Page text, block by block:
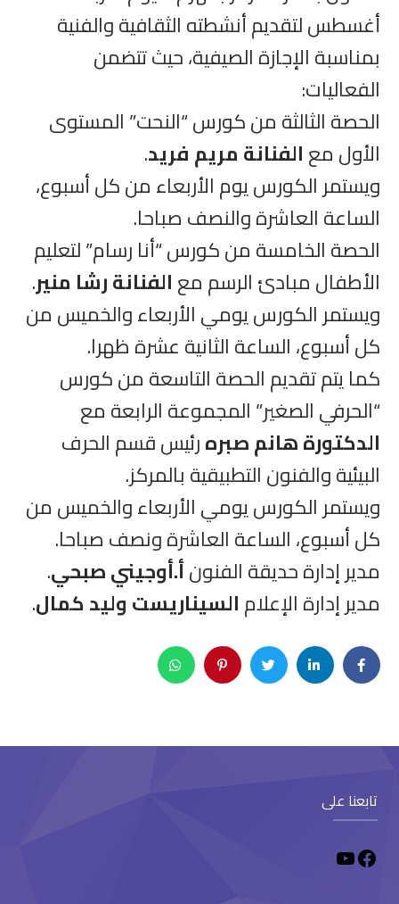
أغسطس لتقديم أنشطته الثقافية والفنية
بمناسبة الإجازة الصيفية، حيث تتضمن
الفعاليات:
الحصة الثالثة من كورس “النحت” المستوى
الأول معالفنانة مريم فريد.
ويستمر الكورس يوم الأربعاء من كل أسبوع،
الساعة العاشرة والنصف صباحا.
الحصة الخامسة من كورس “أنا رسام” لتعليم
الأطفال مبادئ الرسم معالفنانة رشا منير.
ويستمر الكورس يومي الأربعاء والخميس من
كل أسبوع، الساعة الثانية عشرة ظهرا.
كما يتم تقديم الحصة التاسعة من كورس
“الحرفي الصغير” المجموعة الرابعة مع
الدكتورة هانم صبرهرئيس قسم الحرف
البيئية والفنون التطبيقية بالمركز.
ويستمر الكورس يومي الأربعاء والخميس من
كل أسبوع، الساعة العاشرة ونصف صباحا.
مدير إدارة حديقة الفنونأ.أوجيني صبحي.
مدير إدارة الإعلامالسيناريست وليد كمال.
تابعنا على